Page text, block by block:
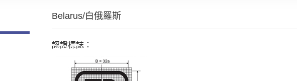
Belarus/白俄羅斯
認證標誌：